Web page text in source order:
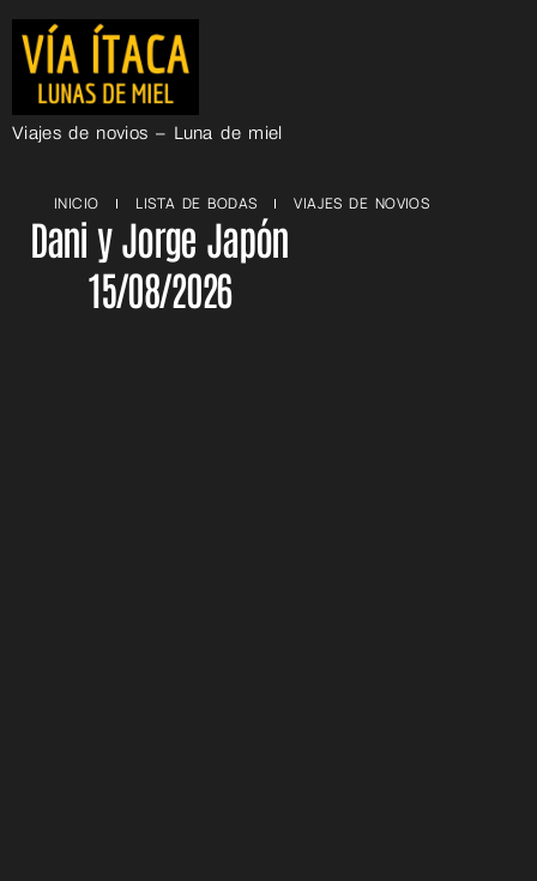
Viajes de novios – Luna de miel
INICIO LISTA DE BODAS VIAJES DE NOVIOS
Dani y Jorge Japón
15/08/2026